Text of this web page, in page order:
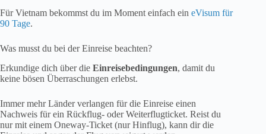
Für Vietnam bekommst du im Moment einfach ein eVisum für
90 Tage.
Was musst du bei der Einreise beachten?
Erkundige dich über die Einreisebedingungen, damit du
keine bösen Überraschungen erlebst.
Immer mehr Länder verlangen für die Einreise einen
Nachweis für ein Rückflug- oder Weiterflugticket. Reist du
nur mit einem Oneway-Ticket (nur Hinflug), kann dir die